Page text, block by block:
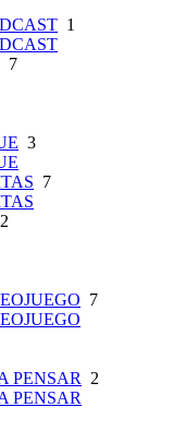
1
7
3
7
7
PENSAR
2
PENSAR